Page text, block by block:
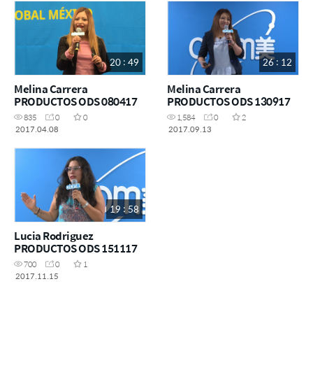
20 : 49
Melina Carrera
PRODUCTOS ODS 080417
835 0
0
2017.04.08
26 : 12
Melina Carrera
PRODUCTOS ODS 130917
1,584 0
2
2017.09.13
19 : 58
Lucia Rodriguez
PRODUCTOS ODS 151117
700 0
1
2017.11.15